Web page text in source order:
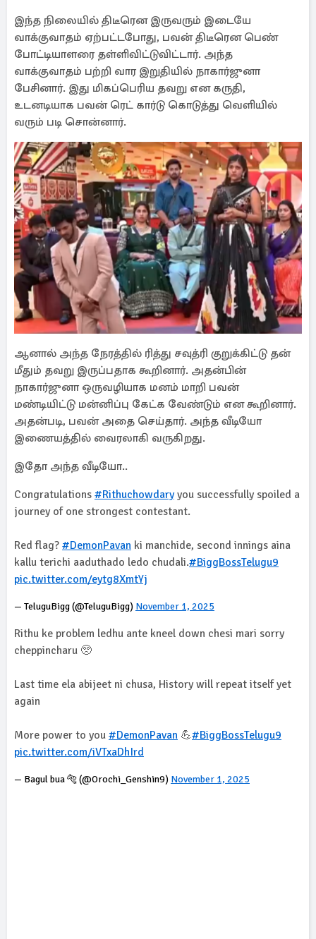
இந்த நிலையில் திடீரென இருவரும் இடையே
வாக்குவாதம் ஏற்பட்டபோது, பவன் திடீரென பெண்
போட்டியாளரை தள்ளிவிட்டுவிட்டார். அந்த
வாக்குவாதம் பற்றி வார இறுதியில் நாகார்ஜுனா
பேசினார். இது மிகப்பெரிய தவறு என கருதி,
உடனடியாக பவன் ரெட் கார்டு கொடுத்து வெளியில்
வரும் படி சொன்னார்.
ஆனால் அந்த நேரத்தில் ரித்து சவுத்ரி குறுக்கிட்டு தன்
மீதும் தவறு இருப்பதாக கூறினார். அதன்பின்
நாகார்ஜுனா ஒருவழியாக மனம் மாறி பவன்
மண்டியிட்டு மன்னிப்பு கேட்க வேண்டும் என கூறினார்.
அதன்படி, பவன் அதை செய்தார். அந்த வீடியோ
இணையத்தில் வைரலாகி வருகிறது.
இதோ அந்த வீடியோ..
Congratulations #Rithuchowdaryyou successfully spoiled a
journey of one strongest contestant.
Red flag? #DemonPavan ki manchide, second innings aina
kallu terichi aaduthado ledo chudali.#BiggBossTelugu9
pic.twitter.com/eytg8XmtYj
— TeluguBigg (@TeluguBigg) November 1, 2025
Rithu ke problem ledhu ante kneel down chesi mari sorry
cheppincharu 🥺
Last time ela abijeet ni chusa, History will repeat itself yet
again
More power to you #DemonPavan 💪#BiggBossTelugu9
pic.twitter.com/iVTxaDhIrd
— Bagul bua 🐅 (@Orochi_Genshin9) November 1, 2025